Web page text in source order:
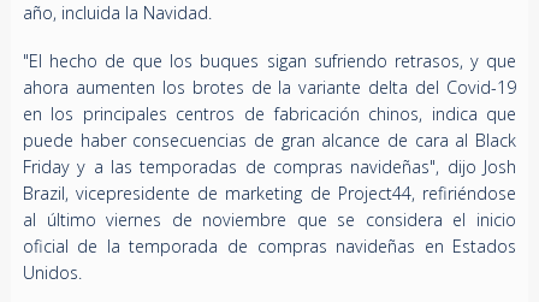
año, incluida la Navidad.
"El hecho de que los buques sigan sufriendo retrasos, y que
ahora aumenten los brotes de la variante delta del Covid-19
en los principales centros de fabricación chinos, indica que
puede haber consecuencias de gran alcance de cara al Black
Friday y a las temporadas de compras navideñas", dijo Josh
Brazil, vicepresidente de marketing de Project44, refiriéndose
al último viernes de noviembre que se considera el inicio
oficial de la temporada de compras navideñas en Estados
Unidos.